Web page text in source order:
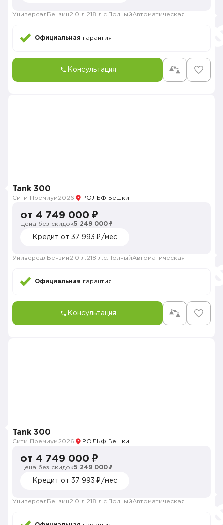
Универсал Бензин2.0 л. 218 л.с. ПолныйАвтоматическая
Официальная гарантия
Консультация
Tank 300
Сити Премиум2026 РОЛЬФ Вешки
от 4 749 000 ₽
Цена без скидок5 249 000 ₽
Кредит от 37 993 ₽/мес
Универсал Бензин2.0 л. 218 л.с. ПолныйАвтоматическая
Официальная гарантия
Консультация
Tank 300
Сити Премиум2026 РОЛЬФ Вешки
от 4 749 000 ₽
Цена без скидок5 249 000 ₽
Кредит от 37 993 ₽/мес
Универсал Бензин2.0 л. 218 л.с. ПолныйАвтоматическая